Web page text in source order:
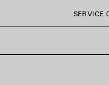
SERVICE